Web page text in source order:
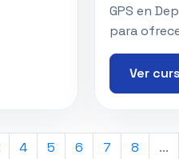
GPS en
para
Ver
4 5 6 7 8 ...